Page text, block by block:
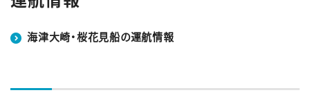
海津大崎・桜花見船の運航情報